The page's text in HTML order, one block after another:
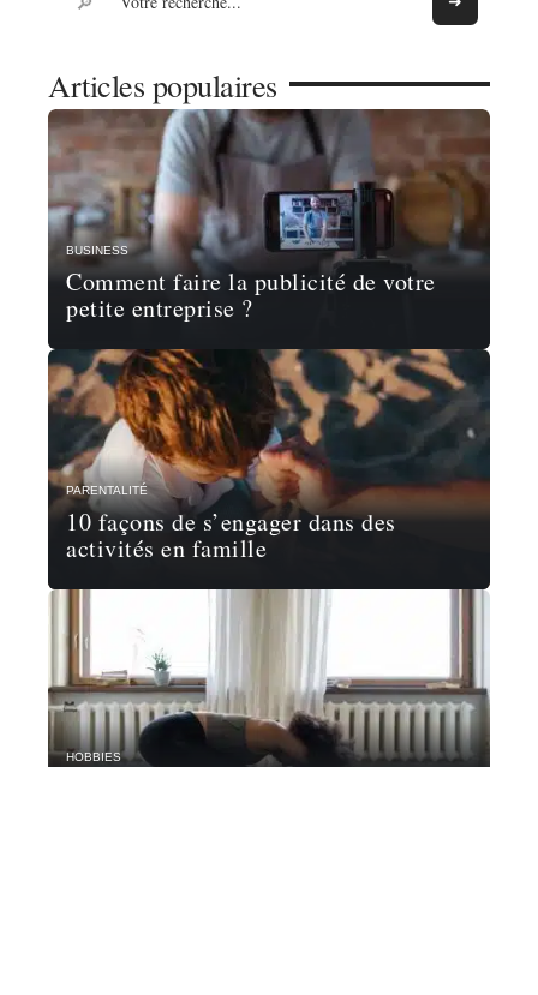
Articles populaires
BUSINESS
Comment faire la publicité de votre
petite entreprise ?
PARENTALITÉ
10 façons de s’engager dans des
activités en famille
HOBBIES